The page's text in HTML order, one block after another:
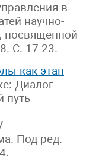
в
научно-
посвященной
С. 17-23.
как этап
Диалог
путь
Под ред.